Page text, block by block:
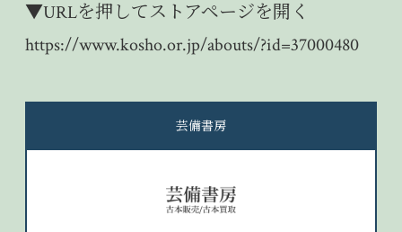
▼URLを押してストアページを開く
https://www.kosho.or.jp/abouts/?id=37000480
芸備書房